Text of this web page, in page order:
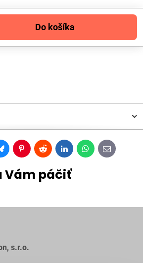
Do košíka
BlueskyPinterestRedditLinkedInWhatsApp
E-
mail
Vám páčiť
s​.r​.o​.